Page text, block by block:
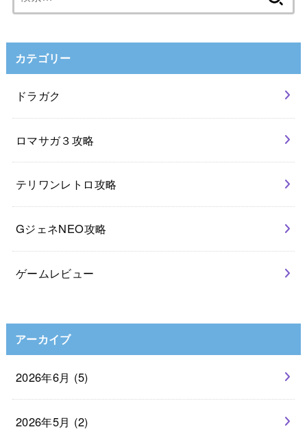
索:
カテゴリー
ドラガク
ロマサガ３攻略
テリワンレトロ攻略
GジェネNEO攻略
ゲームレビュー
アーカイブ
2026年6月 (5)
2026年5月 (2)